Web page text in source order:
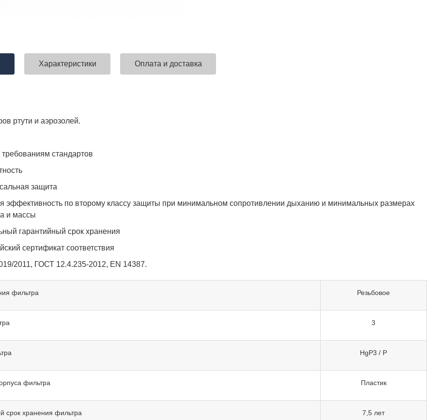
Характеристики Оплата и доставка
ртути и аэрозолей.
стандартов
защита
эффективность по второму классу защиты при минимальном сопротивлении дыханию и минимальных размерах
и массы
гарантийный срок хранения
сертификат соответствия
2011, ГОСТ 12.4.235-2012, EN 14387.
фильтра Резьбовое
3
HgP3 / P
фильтра Пластик
срок хранения фильтра 7,5 лет